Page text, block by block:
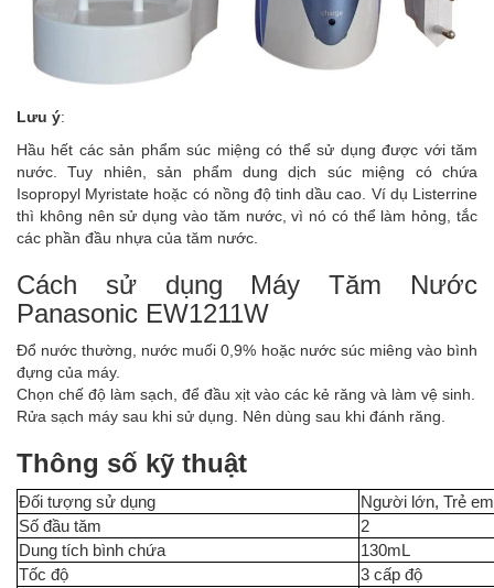
Lưu ý:
Hầu hết các sản phẩm súc miệng có thể sử dụng được với tăm
nước. Tuy nhiên, sản phẩm dung dịch súc miệng có chứa
Isopropyl Myristate hoặc có nồng độ tinh dầu cao. Ví dụ Listerrine
thì không nên sử dụng vào tăm nước, vì nó có thể làm hỏng, tắc
các phần đầu nhựa của tăm nước.
Cách sử dụng Máy Tăm Nước
Panasonic EW1211W
Đổ nước thường, nước muối 0,9% hoặc nước súc miêng vào bình
đựng của máy.
Chọn chế độ làm sạch, để đầu xịt vào các kẻ răng và làm vệ sinh.
Rửa sạch máy sau khi sử dụng. Nên dùng sau khi đánh răng.
Thông số kỹ thuật
Đối tượng sử dụng
Người lớn, Trẻ em
Số đầu tăm
2
Dung tích bình chứa
130mL
Tốc độ
3 cấp độ